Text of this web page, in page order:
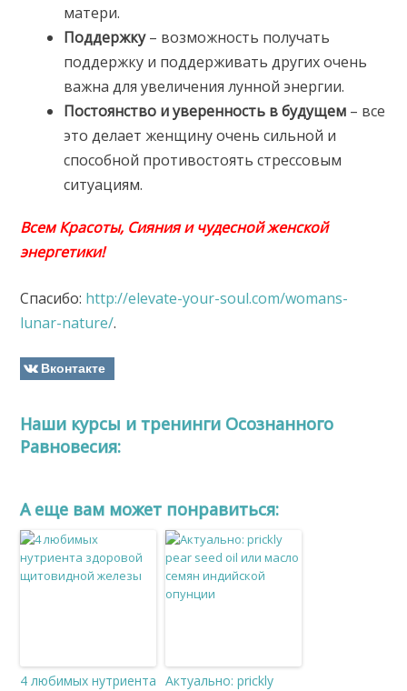
матери.
Поддержку– возможность получать
поддержку и поддерживать других очень
важна для увеличения лунной энергии.
Постоянство и уверенность в будущем – все
это делает женщину очень сильной и
способной противостоять стрессовым
ситуациям.
Всем Красоты, Сияния и чудесной женской
энергетики!
Спасибо: http://elevate-your-soul.com/womans-
lunar-nature/.
Вконтакте
Наши курсы и тренинги Осознанного
Равновесия:
A еще вам может понравиться:
4 любимых нутриента Актуально: prickly